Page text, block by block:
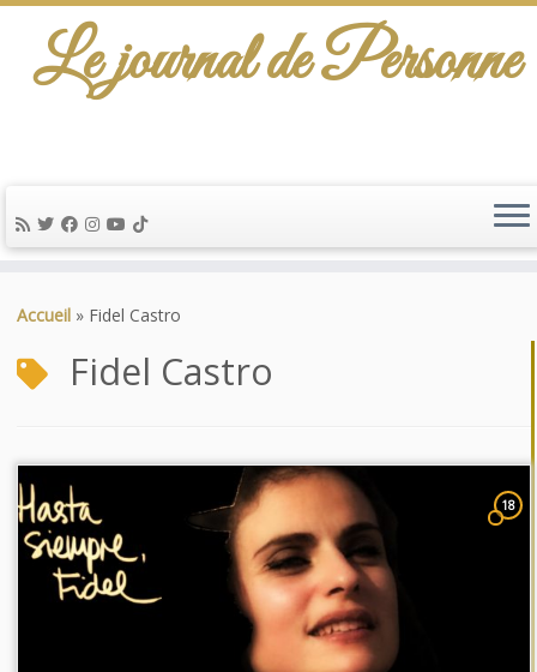
au
Le journal de Personne
Accueil » Fidel Castro
Fidel Castro
18